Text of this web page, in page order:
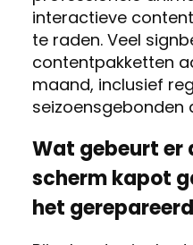
interactieve
te raden. Veel
contentpakketten
maand, inclusief
seizoensgebonden
Wat gebeurt er
scherm kapot
het